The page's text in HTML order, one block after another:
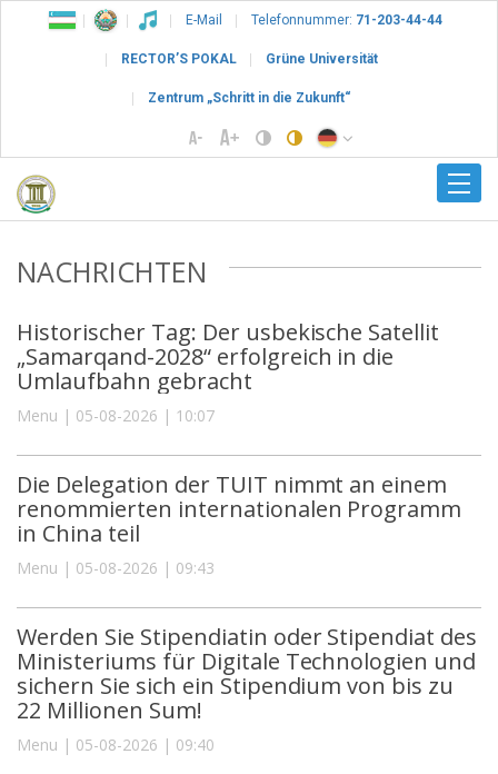
E-Mail Telefonnummer: 71-203-44-44
RECTOR’S POKAL Grüne Universität
Zentrum „Schritt in die Zukunft“
NACHRICHTEN
Historischer Tag: Der usbekische Satellit
„Samarqand-2028“ erfolgreich in die
Umlaufbahn gebracht
Menu | 05-08-2026 | 10:07
Die Delegation der TUIT nimmt an einem
renommierten internationalen Programm
in China teil
Menu | 05-08-2026 | 09:43
Werden Sie Stipendiatin oder Stipendiat des
Ministeriums für Digitale Technologien und
sichern Sie sich ein Stipendium von bis zu
22 Millionen Sum!
Menu | 05-08-2026 | 09:40